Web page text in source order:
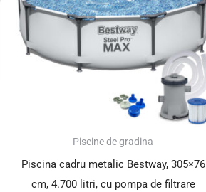
Piscine de gradina
Piscina cadru metalic Bestway, 305×76
cm, 4.700 litri, cu pompa de filtrare